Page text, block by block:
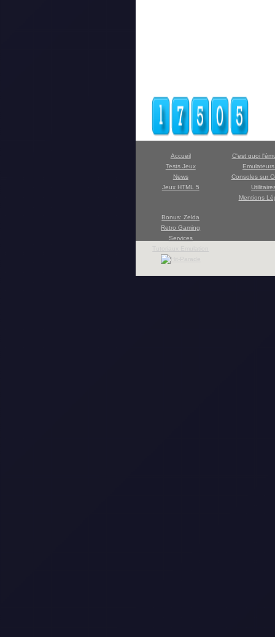
Accueil
Tests Jeux
News
Jeux HTML 5
C'est quoi
Consoles sur
Mentions
Bonus: Zelda
Retro Gaming
Services